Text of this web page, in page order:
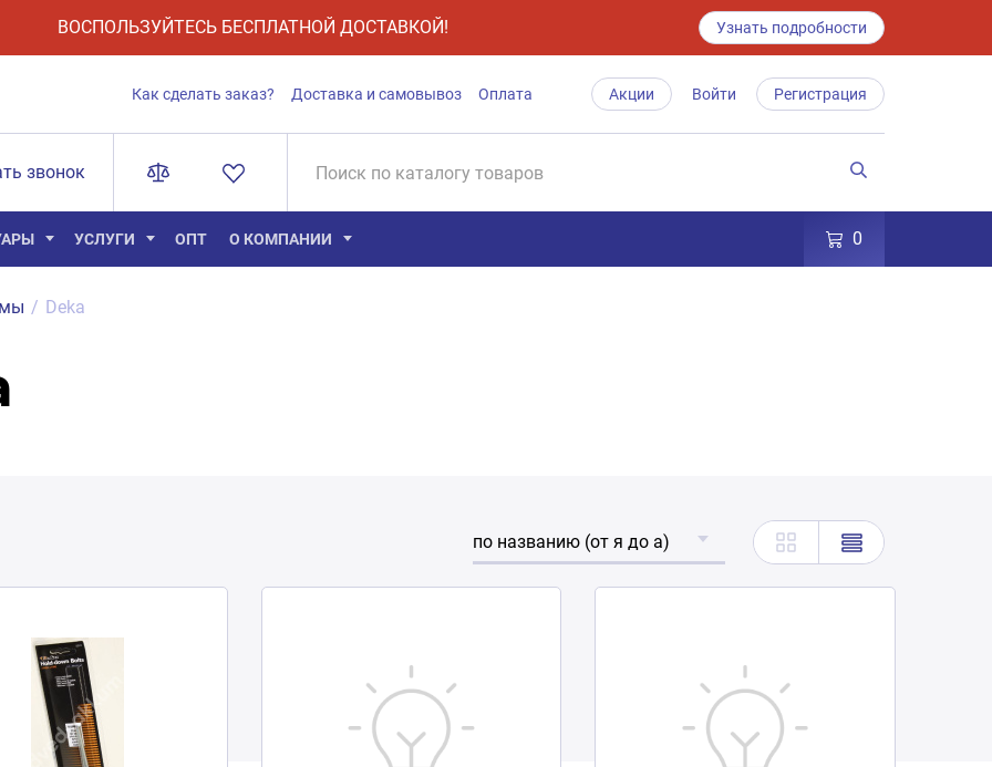
ВОСПОЛЬЗУЙТЕСЬ БЕСПЛАТНОЙ ДОСТАВКОЙ! Узнать подробности
Как сделать заказ? Доставка и самовывоз Оплата Акции Войти Регистрация
звонок
УСЛУГИ ОПТ О КОМПАНИИ 0
/ Deka
по названию (от я до а)